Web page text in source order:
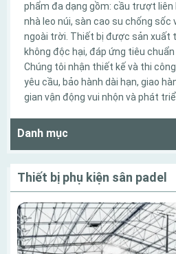
phẩm đa dạng gồm: cầu trượt liên
nhà leo núi, sàn cao su chống
ngoài trời. Thiết bị được sản xuất
không độc hại, đáp ứng tiêu
Chúng tôi nhận thiết kế và thi
yêu cầu, bảo hành dài hạn, giao
gian vận động vui nhộn và phát
Danh mục
Thiết bị phụ kiện sân padel